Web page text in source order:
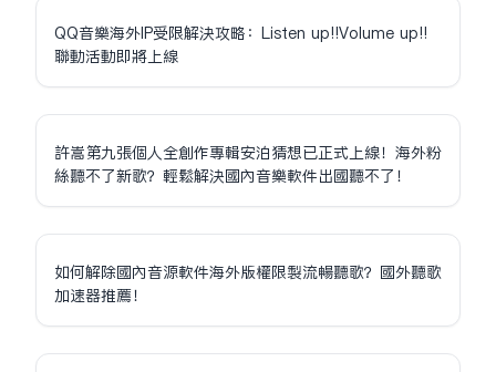
QQ音樂海外IP受限解決攻略：Listen up!!Volume up!!
聯動活動即將上線
許嵩第九張個人全創作專輯安泊猜想已正式上線！海外粉
絲聽不了新歌？輕鬆解決國內音樂軟件出國聽不了！
如何解除國內音源軟件海外版權限制流暢聽歌？國外聽歌
加速器推薦！